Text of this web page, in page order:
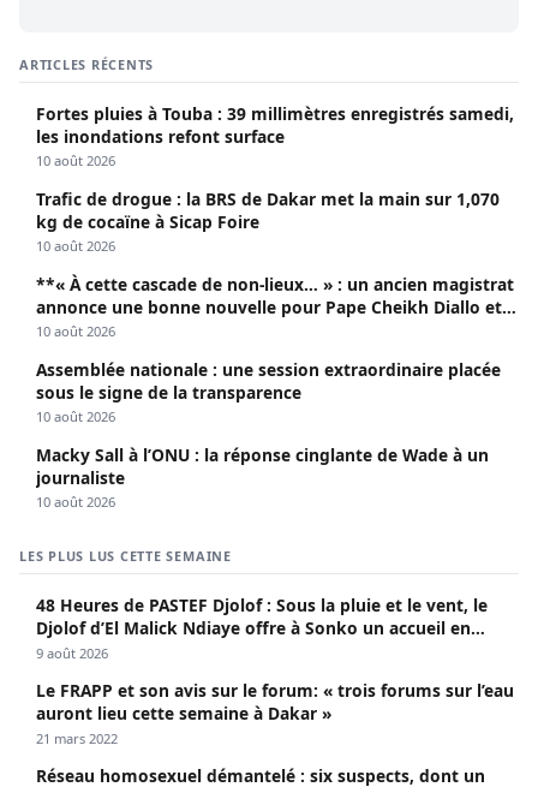
ARTICLES RÉCENTS
Fortes pluies à Touba : 39 millimètres enregistrés samedi,
les inondations refont surface
10 août 2026
Trafic de drogue : la BRS de Dakar met la main sur 1,070
kg de cocaïne à Sicap Foire
10 août 2026
**« À cette cascade de non-lieux… » : un ancien magistrat
annonce une bonne nouvelle pour Pape Cheikh Diallo et
Cie**
10 août 2026
Assemblée nationale : une session extraordinaire placée
sous le signe de la transparence
10 août 2026
Macky Sall à l’ONU : la réponse cinglante de Wade à un
journaliste
10 août 2026
LES PLUS LUS CETTE SEMAINE
48 Heures de PASTEF Djolof : Sous la pluie et le vent, le
Djolof d’El Malick Ndiaye offre à Sonko un accueil en
apothéose
9 août 2026
Le FRAPP et son avis sur le forum: « trois forums sur l’eau
auront lieu cette semaine à Dakar »
21 mars 2022
Réseau homosexuel démantelé : six suspects, dont un